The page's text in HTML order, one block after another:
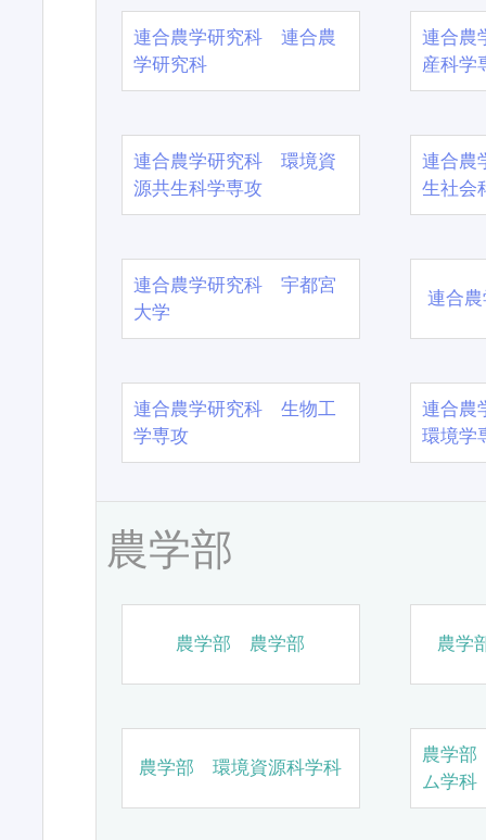
連合農学研究科 連合農
学研究科
連合農
産科学
連合農学研究科 環境資
源共生科学専攻
連合農
生社会
連合農学研究科 宇都宮
大学
連合
連合農学研究科 生物工
学専攻
連合農
環境学
農学部
農学部 農学部 農学
農学部 環境資源科学科
農学
ム学科